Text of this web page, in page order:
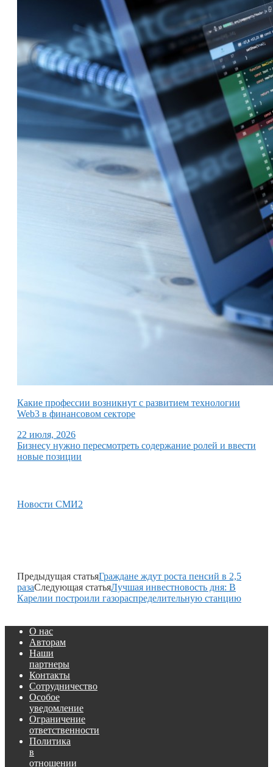
Какие профессии возникнут с развитием технологии
Web3 в финансовом секторе
22 июля, 2026
Бизнесу нужно пересмотреть содержание ролей и ввести
новые позиции
Новости СМИ2
Предыдущая статьяГраждане ждут роста пенсий в 2,5
разаСледующая статьяЛучшая инвестновость дня: В
Карелии построили газораспределительную станцию
О нас
Авторам
Наши
партнеры
Контакты
Сотрудничество
Особое
уведомление
Ограничение
ответственности
Политика
в
отношении